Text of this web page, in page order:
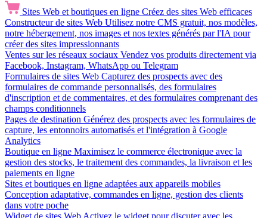
Sites Web et boutiques en ligne Créez des sites Web efficaces
Constructeur de sites Web Utilisez notre CMS gratuit, nos modèles,
notre hébergement, nos images et nos textes générés par l'IA pour
créer des sites impressionnants
Ventes sur les réseaux sociaux Vendez vos produits directement via
Facebook, Instagram, WhatsApp ou Telegram
Formulaires de sites Web Capturez des prospects avec des
formulaires de commande personnalisés, des formulaires
d'inscription et de commentaires, et des formulaires comprenant des
champs conditionnels
Pages de destination Générez des prospects avec les formulaires de
capture, les entonnoirs automatisés et l'intégration à Google
Analytics
Boutique en ligne Maximisez le commerce électronique avec la
gestion des stocks, le traitement des commandes, la livraison et les
paiements en ligne
Sites et boutiques en ligne adaptées aux appareils mobiles
Conception adaptative, commandes en ligne, gestion des clients
dans votre poche
Widget de sites Web Activez le widget pour discuter avec les